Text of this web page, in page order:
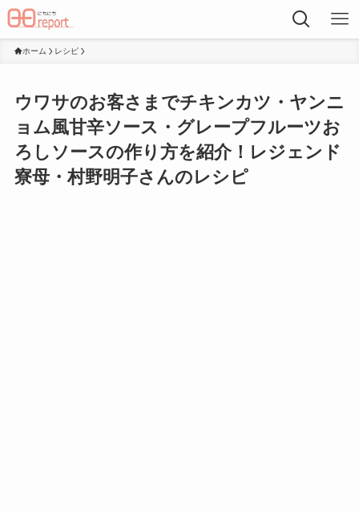
ホーム レシピ
ウワサのお客さまでチキンカツ・ヤンニ
ョム風甘辛ソース・グレープフルーツお
ろしソースの作り方を紹介！レジェンド
寮母・村野明子さんのレシピ